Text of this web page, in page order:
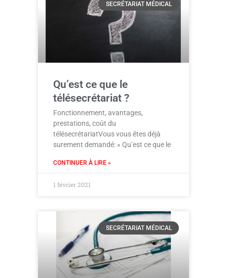
SECRÉTARIAT MÉDICAL
Qu’est ce que le
télésecrétariat ?
Fonctionnement, avantages,
prestations, coût du
télésecrétariatVous vous êtes déjà
surement demandé: « Qu’est ce que le
CONTINUER À LIRE »
1 février 2021
SECRÉTARIAT MÉDICAL